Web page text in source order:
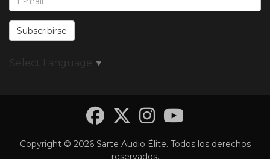
Subscribirse
Select Language ▼
Facebook
Twitter
Copyright © 2026 Sarte Audio Élite. Todos los derechos
reservados.